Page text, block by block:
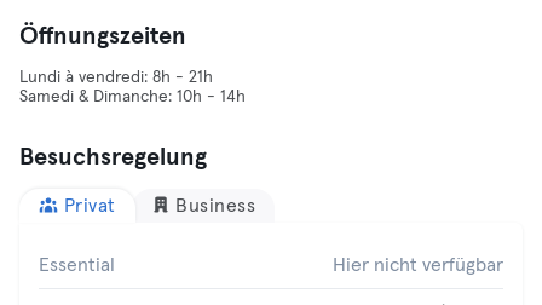
Öffnungszeiten
Lundi à vendredi: 8h - 21h
Samedi & Dimanche: 10h - 14h
Besuchsregelung
Privat Business
Essential Hier nicht verfügbar